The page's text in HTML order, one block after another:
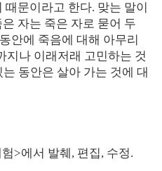
문이라고 한다. 맞는 말이
자는 죽은 자로 묻어 두
안에 죽음에 대해 아무리
지나 이래저래 고민하는 것
동안은 살아 가는 것에 대
>에서 발췌, 편집, 수정.